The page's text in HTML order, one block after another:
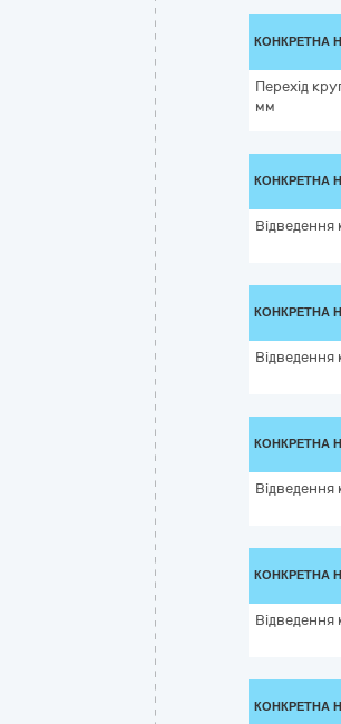
КОНКРЕТНА
Перехід
мм
КОНКРЕТНА
КОНКРЕТНА
КОНКРЕТНА
КОНКРЕТНА
КОНКРЕТНА